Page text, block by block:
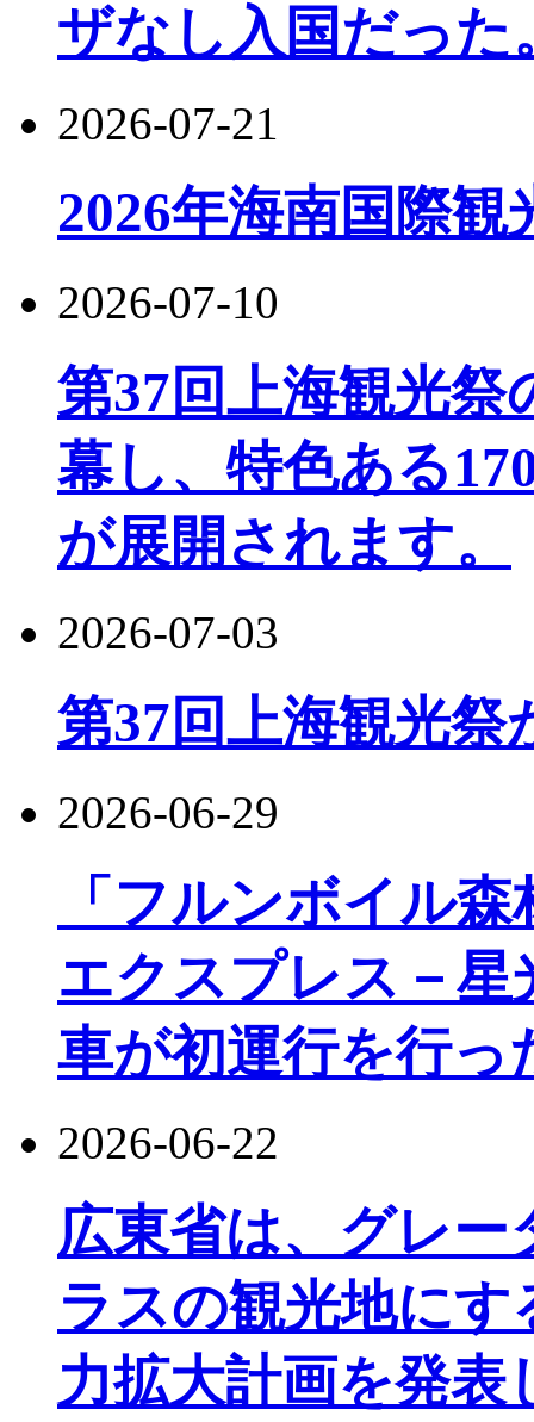
ザなし入国だった
2026-07-21
2026年海南国際
2026-07-10
第37回上海観光
幕し、特色ある
が展開されます。
2026-07-03
第37回上海観光祭
2026-06-29
「フルンボイル
エクスプレス－星
車が初運行を行っ
2026-06-22
広東省は、グレ
ラスの観光地に
力拡大計画を発表